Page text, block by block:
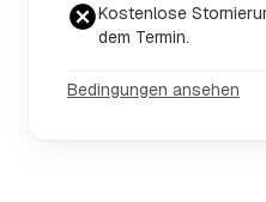
Kostenlose
dem Termin.
Bedingungen ansehen